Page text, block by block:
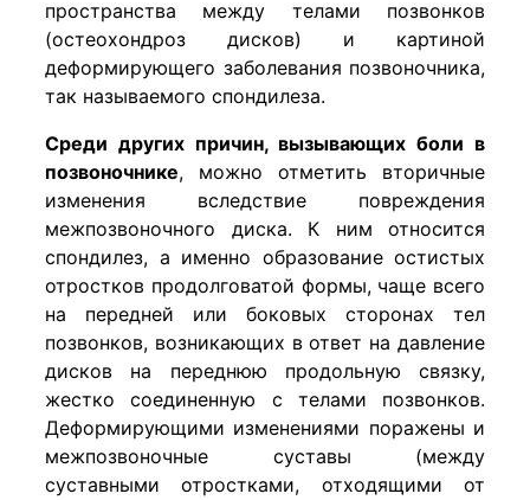
пространства между телами позвонков
(остеохондроз дисков) и картиной
деформирующего заболевания позвоночника,
так называемого спондилеза.
Среди других причин, вызывающих боли в
позвоночнике, можно отметить вторичные
изменения вследствие повреждения
межпозвоночного диска. К ним относится
спондилез, а именно образование остистых
отростков продолговатой формы, чаще всего
на передней или боковых сторонах тел
позвонков, возникающих в ответ на давление
дисков на переднюю продольную связку,
жестко соединенную с телами позвонков.
Деформирующими изменениями поражены и
межпозвоночные суставы (между
суставными отростками, отходящими от